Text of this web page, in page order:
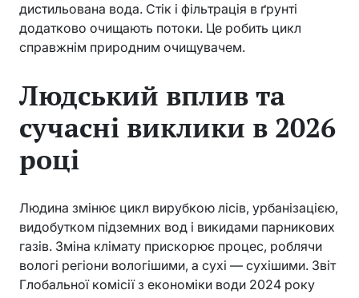
дистильована вода. Стік і фільтрація в ґрунті
додатково очищають потоки. Це робить цикл
справжнім природним очищувачем.
Людський вплив та
сучасні виклики в 2026
році
Людина змінює цикл вирубкою лісів, урбанізацією,
видобутком підземних вод і викидами парникових
газів. Зміна клімату прискорює процес, роблячи
вологі регіони вологішими, а сухі — сухішими. Звіт
Глобальної комісії з економіки води 2024 року